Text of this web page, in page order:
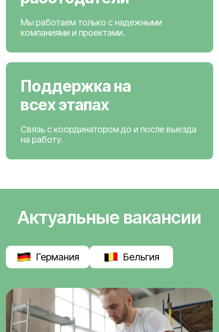
Мы работаем только с надежными
компаниями и проектами.
Поддержка на
всех этапах
Связь с координатором до и после выезда
на работу.
Актуальные вакансии
Германия Бельгия